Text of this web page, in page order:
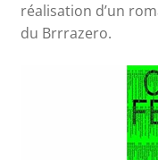
réalisation d’un
du Brrrazero.